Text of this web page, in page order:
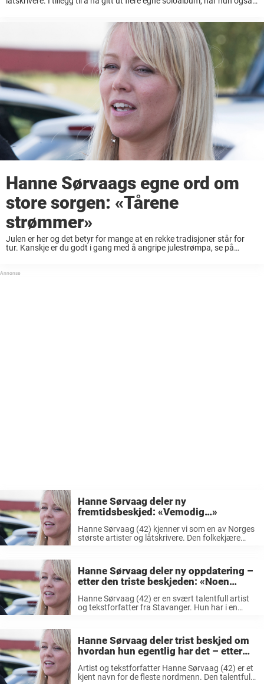
Hanne Sørvaags egne ord om
store sorgen: «Tårene
strømmer»
Julen er her og det betyr for mange at en rekke tradisjoner står for
tur. Kanskje er du godt i gang med å angripe julestrømpa, se på
Hanne Sørvaag deler ny
fremtidsbeskjed: «Vemodig…»
Hanne Sørvaag (42) kjenner vi som en av Norges
største artister og låtskrivere. Den folkekjære
Hanne Sørvaag deler ny oppdatering –
etter den triste beskjeden: «Noen
Hanne Sørvaag (42) er en svært talentfull artist
og tekstforfatter fra Stavanger. Hun har i en
Hanne Sørvaag deler trist beskjed om
hvordan hun egentlig har det – etter
Artist og tekstforfatter Hanne Sørvaag (42) er et
kjent navn for de fleste nordmenn. Den talentfulle